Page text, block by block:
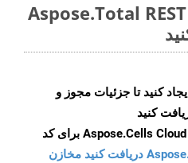
شروع به استفاده از Aspose.Total REST
ایجاد کنید تا جزئیات مجوز و
Aspose.Words و Aspose.Cells Cloud SDK برای کد
Aspose.Words دریافت کنید مخازن